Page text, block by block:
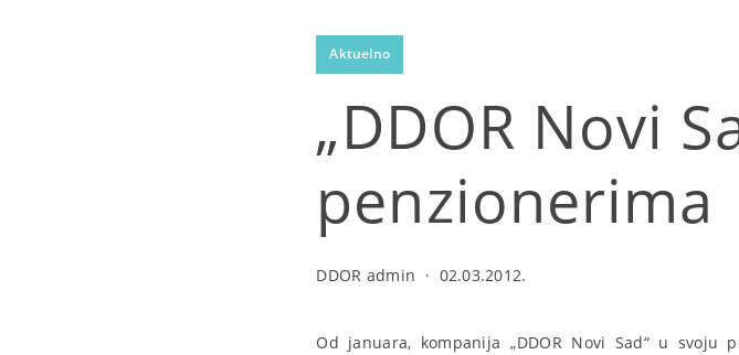
Aktuelno
„DDOR Novi
penzionerima
DDOR admin · 02.03.2012.
Od januara, kompanija „DDOR Novi Sad“ u